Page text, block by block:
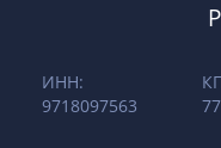
ИНН:
9718097563